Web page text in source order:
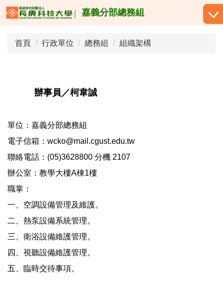
跳
到
嘉義分部總務組
首頁 行政單位 總務組 組織架構
辦事員／柯韋誠
單位：嘉義分部總務組
電子信箱：wcko@mail.cgust.edu.tw
聯絡電話：(05)3628800 分機 2107
辦公室：教學大樓A棟1樓
職掌：
一、空調設備管理及維護。
二、熱泵設備系統管理。
三、衛浴設備維護管理。
四、視聽設備維護管理。
五、臨時交待事項。